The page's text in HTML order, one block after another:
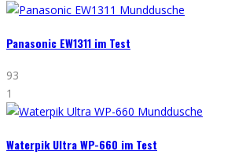
Panasonic EW1311 im Test
93
1
Waterpik Ultra WP-660 im Test